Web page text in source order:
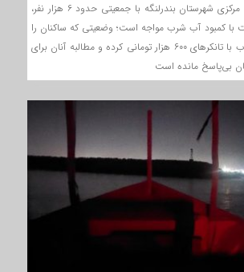
روستای گزیر در بخش مرکزی شهرستان بندرلنگه با جمعیتی حدود ۶ هزار نفر،
کمبود آب شرب مواجه است؛ وضعیتی که ساکنان را
ناچار به خرید مداوم آب با تانکرهای ۶۰۰ هزار تومانی کرده و مطالبه آنان برای
بی‌پاسخ مانده است